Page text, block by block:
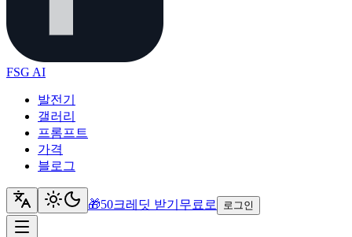
FSG AI
발전기
갤러리
프롬프트
가격
블로그
🎁50크레딧 받기 무료로 로그인